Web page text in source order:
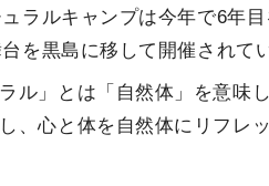
ラルキャンプは今年で6年
を黒島に移して開催されて
ル」とは「自然体」を意味
、心と体を自然体にリフレ